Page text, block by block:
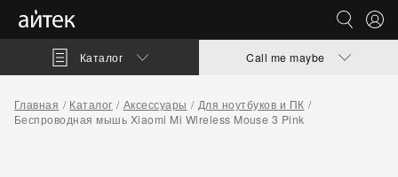
Call me maybe
Главная Каталог Аксессуары
Для ноутбуков и ПК
Беспроводная мышь Xiaomi Mi Wireless Mouse 3 Pink
Каталог